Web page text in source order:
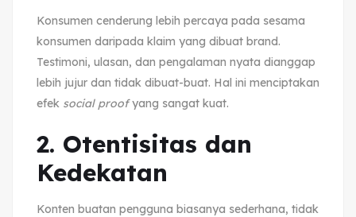
Konsumen cenderung lebih percaya pada sesama
konsumen daripada klaim yang dibuat brand.
Testimoni, ulasan, dan pengalaman nyata dianggap
lebih jujur dan tidak dibuat-buat. Hal ini menciptakan
efek social proofyang sangat kuat.
2. Otentisitas dan
Kedekatan
Konten buatan pengguna biasanya sederhana, tidak